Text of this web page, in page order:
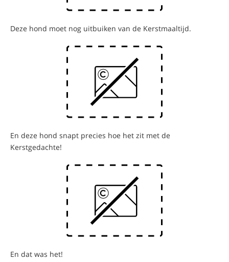
Deze hond moet nog uitbuiken van de Kerstmaaltijd.
En deze hond snapt precies hoe het zit met de
Kerstgedachte!
En dat was het!